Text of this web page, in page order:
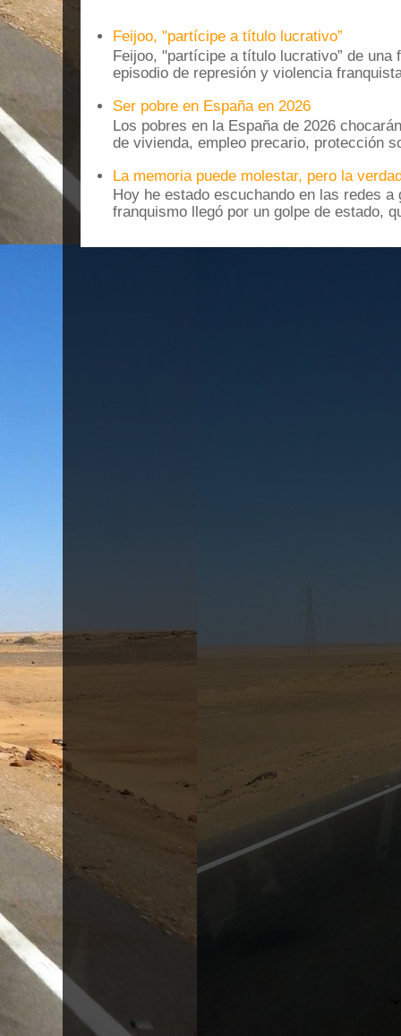
Feijoo, "partícipe a título lucrativo”
Feijoo, "partícipe a título lucrativo” de una
episodio de represión y violencia
Ser pobre en España en 2026
Los pobres en la España de 2026
de vivienda, empleo precario, protección
La memoria puede molestar, pero la
Hoy he estado escuchando en las redes
franquismo llegó por un golpe de estado,